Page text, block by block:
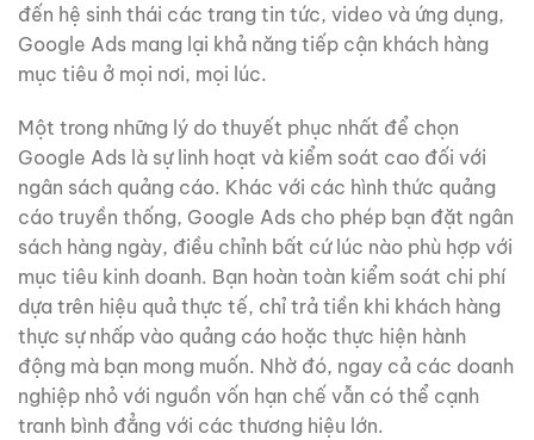
đến hệ sinh thái các trang tin tức, video và ứng dụng,
Google Ads mang lại khả năng tiếp cận khách hàng
mục tiêu ở mọi nơi, mọi lúc.
Một trong những lý do thuyết phục nhất để chọn
Google Ads là sự linh hoạt và kiểm soát cao đối với
ngân sách quảng cáo. Khác với các hình thức quảng
cáo truyền thống, Google Ads cho phép bạn đặt ngân
sách hàng ngày, điều chỉnh bất cứ lúc nào phù hợp với
mục tiêu kinh doanh. Bạn hoàn toàn kiểm soát chi phí
dựa trên hiệu quả thực tế, chỉ trả tiền khi khách hàng
thực sự nhấp vào quảng cáo hoặc thực hiện hành
động mà bạn mong muốn. Nhờ đó, ngay cả các doanh
nghiệp nhỏ với nguồn vốn hạn chế vẫn có thể cạnh
tranh bình đẳng với các thương hiệu lớn.